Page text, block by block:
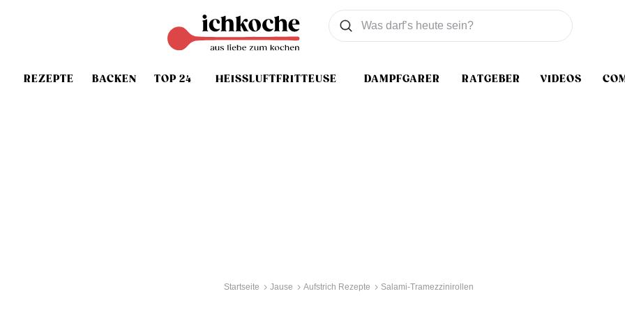
REZEPTE BACKEN TOP 24 HEISSLUFTFRITTEUSE DAMPFGARER RATGEBER VIDEOS
Was wollen Sie suchen
Suchen
Startseite Jause Aufstrich Rezepte Salami-Tramezzinirollen